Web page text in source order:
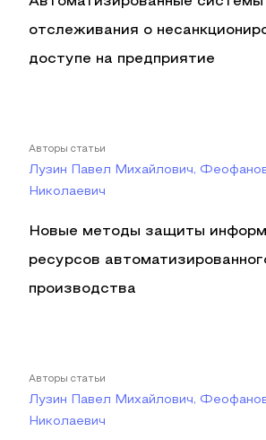
отслеживания о
доступе на предприятие
Авторы статьи
Лузин Павел Михайлович,
Николаевич
Новые методы защиты
ресурсов
производства
Авторы статьи
Лузин Павел Михайлович,
Николаевич